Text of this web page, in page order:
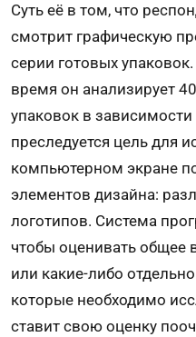
Суть её в том, что
смотрит графическую
серии готовых
время он анализирует
упаковок в зависимости
преследуется цель для
компьютерном экране
элементов дизайна:
логотипов. Система
чтобы оценивать общее
или какие-либо
которые необходимо
ставит свою оценку